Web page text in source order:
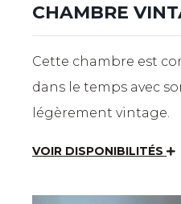
CHAMBRE
Cette chambre est
dans le temps avec
légèrement vintage.
VOIR DISPONIBILITÉS